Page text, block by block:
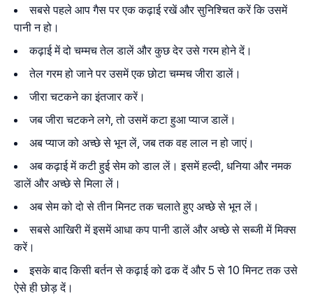
सबसे पहले आप गैस पर एक कढ़ाई रखें और सुनिश्चित करें कि उसमें
पानी न हो।
कढ़ाई में दो चम्मच तेल डालें और कुछ देर उसे गरम होने दें।
तेल गरम हो जाने पर उसमें एक छोटा चम्मच जीरा डालें।
जीरा चटकने का इंतजार करें।
जब जीरा चटकने लगे, तो उसमें कटा हुआ प्याज डालें।
अब प्याज को अच्छे से भून लें, जब तक वह लाल न हो जाएं।
अब कढ़ाई में कटी हुई सेम को डाल लें। इसमें हल्दी, धनिया और नमक
डालें और अच्छे से मिला लें।
अब सेम को दो से तीन मिनट तक चलाते हुए अच्छे से भून लें।
सबसे आखिरी में इसमें आधा कप पानी डालें और अच्छे से सब्जी में मिक्स
करें।
इसके बाद किसी बर्तन से कढ़ाई को ढक दें और 5 से 10 मिनट तक उसे
ऐसे ही छोड़ दें।